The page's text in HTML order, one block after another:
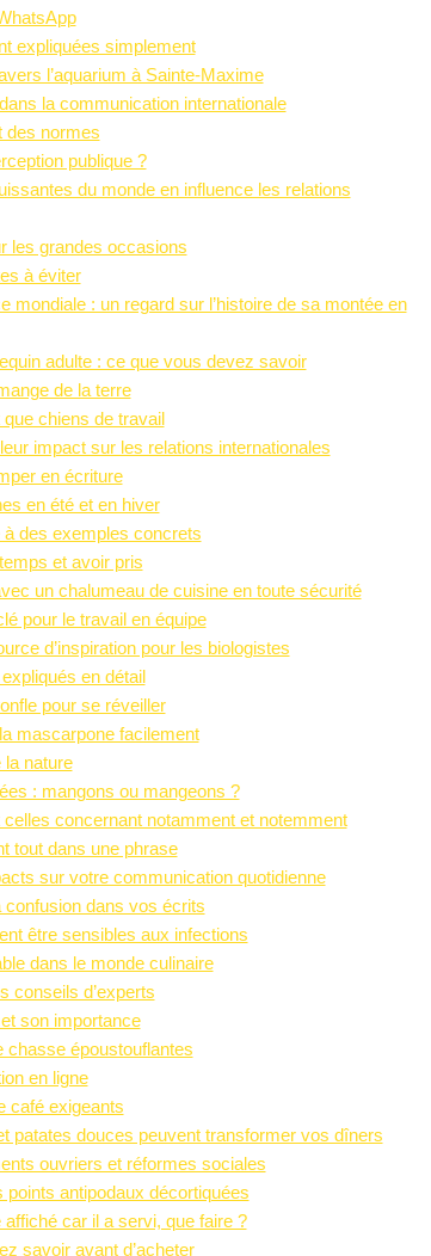
expliquées simplement
l’aquarium à Sainte-Maxime
la communication internationale
des normes
publique ?
du monde en influence les relations
les grandes occasions
à éviter
: un regard sur l’histoire de sa montée en
adulte : ce que vous devez savoir
de la terre
chiens de travail
impact sur les relations internationales
en écriture
en été et en hiver
des exemples concrets
et avoir pris
un chalumeau de cuisine en toute sécurité
pour le travail en équipe
d’inspiration pour les biologistes
en détail
pour se réveiller
mascarpone facilement
nature
: mangons ou mangeons ?
concernant notamment et notemment
tout dans une phrase
sur votre communication quotidienne
confusion dans vos écrits
être sensibles aux infections
dans le monde culinaire
conseils d’experts
son importance
chasse époustouflantes
en ligne
café exigeants
patates douces peuvent transformer vos dîners
ouvriers et réformes sociales
antipodaux décortiquées
car il a servi, que faire ?
savoir avant d’acheter